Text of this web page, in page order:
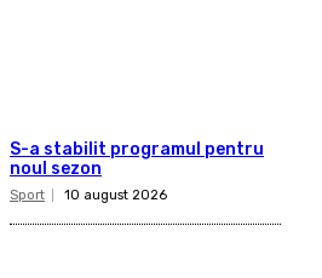
S-a stabilit programul pentru
noul sezon
Sport 10 august 2026